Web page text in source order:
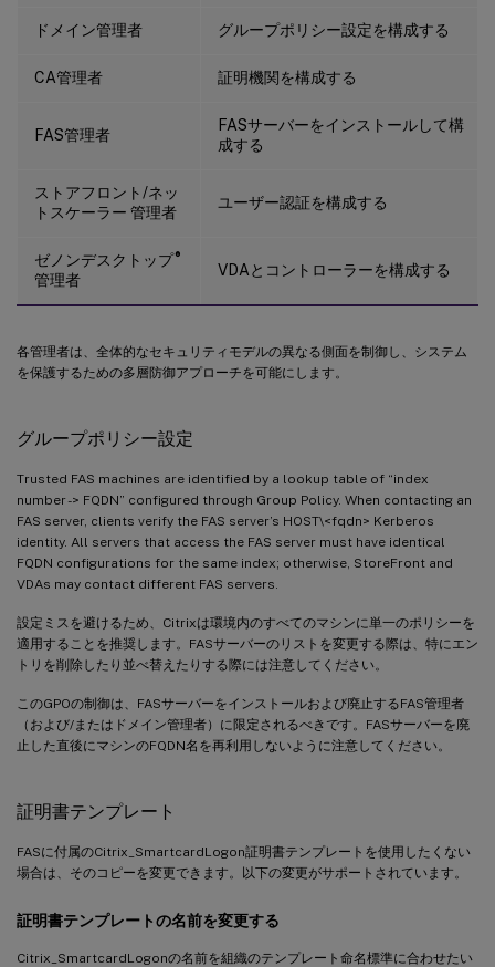
ドメイン管理者 グループポリシー設定を構成する
CA管理者 証明機関を構成する
FAS管理者
FASサーバーをインストールして構
成する
ストアフロント/ネッ
トスケーラー 管理者
ユーザー認証を構成する
ゼノンデスクトップ®
管理者
VDAとコントローラーを構成する
各管理者は、全体的なセキュリティモデルの異なる側面を制御し、システム
を保護するための多層防御アプローチを可能にします。
グループポリシー設定
Trusted FAS machines are identified by a lookup table of “index
number -> FQDN” configured through Group Policy. When contacting an
FAS server, clients verify the FAS server’s HOST\<fqdn> Kerberos
identity. All servers that access the FAS server must have identical
FQDN configurations for the same index; otherwise, StoreFront and
VDAs may contact different FAS servers.
設定ミスを避けるため、Citrixは環境内のすべてのマシンに単一のポリシーを
適用することを推奨します。FASサーバーのリストを変更する際は、特にエン
トリを削除したり並べ替えたりする際には注意してください。
このGPOの制御は、FASサーバーをインストールおよび廃止するFAS管理者
（および/またはドメイン管理者）に限定されるべきです。FASサーバーを廃
止した直後にマシンのFQDN名を再利用しないように注意してください。
証明書テンプレート
FASに付属のCitrix_SmartcardLogon証明書テンプレートを使用したくない
場合は、そのコピーを変更できます。以下の変更がサポートされています。
証明書テンプレートの名前を変更する
Citrix_SmartcardLogonの名前を組織のテンプレート命名標準に合わせたい